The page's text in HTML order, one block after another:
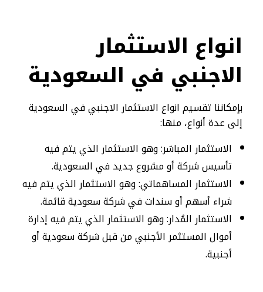
انواع الاستثمار
الاجنبي في السعودية
بإمكاننا تقسيم انواع الاستثمار الاجنبي في السعودية
إلى عدة أنواع، منها:
الاستثمار المباشر: وهو الاستثمار الذي يتم فيه
تأسيس شركة أو مشروع جديد في السعودية.
الاستثمار المساهماتي: وهو الاستثمار الذي يتم فيه
شراء أسهم أو سندات في شركة سعودية قائمة.
الاستثمار المُدار: وهو الاستثمار الذي يتم فيه إدارة
أموال المستثمر الأجنبي من قبل شركة سعودية أو
أجنبية.